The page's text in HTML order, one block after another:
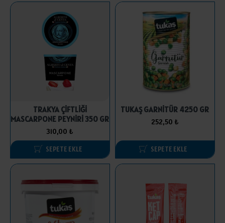
TRAKYA ÇİFTLİĞİ
MASCARPONE PEYNİRİ 350 GR
310,00 ₺
SEPETE EKLE
TUKAŞ GARNİTÜR 4250 GR
252,50 ₺
SEPETE EKLE